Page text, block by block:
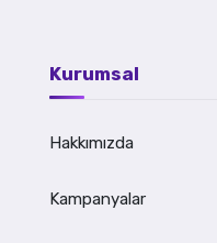
Kurumsal
Hakkımızda
Kampanyalar